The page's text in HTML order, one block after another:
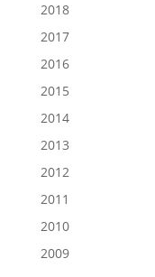
2018
2017
2016
2015
2014
2013
2012
2011
2010
2009